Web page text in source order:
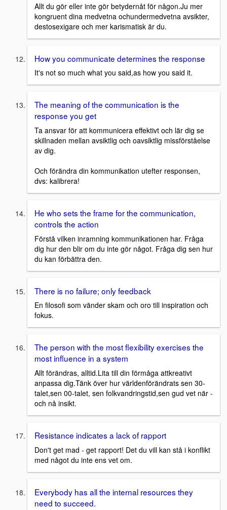
Allt du gör eller inte gör betydernåt för någon.Ju mer
kongruent dina medvetna ochundermedvetna avsikter,
destosexigare och mer karismatisk är du.
How you communicate determines the response
It's not so much what you said,as how you said it.
The meaning of the communication is the
response you get
Ta ansvar för att kommunicera effektivt och lär dig se
skillnaden mellan avsiktlig och oavsiktlig missförståelse
av dig.
Och förändra din kommunikation utefter responsen,
dvs: kalibrera!
He who sets the frame for the communication,
controls the action
Förstå vilken inramning kommunikationen har. Fråga
dig hur den blir om du inte gör något. Fråga dig sen hur
du kan förbättra den.
There is no failure; only feedback
En filosofi som vänder skam och oro till inspiration och
fokus.
The person with the most flexibility exercises the
most influence in a system
Allt förändras, alltid.Lita till din förmåga attkreativt
anpassa dig.Tänk över hur världenförändrats sen 30-
talet,sen 00-talet, sen folkvandringstid,sen gud vet när -
och nå insikt.
Resistance indicates a lack of rapport
Don't get mad - get rapport! Det du vill kan stå i konflikt
med något du inte ens vet om.
Everybody has all the internal resources they
need to succeed.